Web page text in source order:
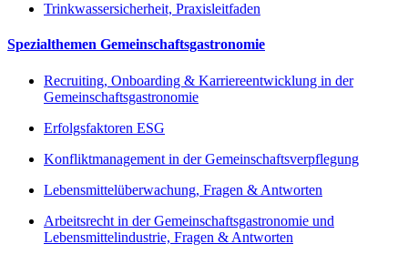
Trinkwassersicherheit, Praxisleitfaden
Spezialthemen Gemeinschaftsgastronomie
Recruiting, Onboarding & Karriereentwicklung in der
Gemeinschaftsgastronomie
Erfolgsfaktoren ESG
Konfliktmanagement in der Gemeinschaftsverpflegung
Lebensmittelüberwachung, Fragen & Antworten
Arbeitsrecht in der Gemeinschaftsgastronomie und
Lebensmittelindustrie, Fragen & Antworten